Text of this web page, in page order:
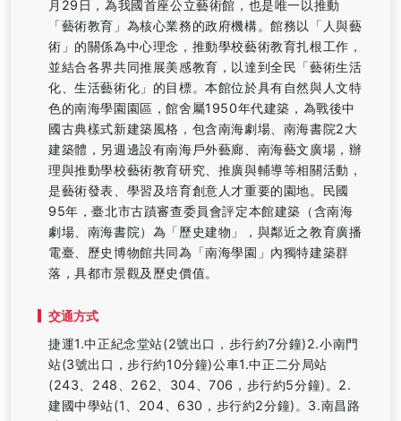
月29日，為我國首座公立藝術館，也是唯一以推動
「藝術教育」為核心業務的政府機構。館務以「人與藝
術」的關係為中心理念，推動學校藝術教育扎根工作，
並結合各界共同推展美感教育，以達到全民「藝術生活
化、生活藝術化」的目標。本館位於具有自然與人文特
色的南海學園園區，館舍屬1950年代建築，為戰後中
國古典樣式新建築風格，包含南海劇場、南海書院2大
建築體，另週邊設有南海戶外藝廊、南海藝文廣場，辦
理與推動學校藝術教育研究、推廣與輔導等相關活動，
是藝術發表、學習及培育創意人才重要的園地。民國
95年，臺北市古蹟審查委員會評定本館建築（含南海
劇場、南海書院）為「歷史建物」，與鄰近之教育廣播
電臺、歷史博物館共同為「南海學園」內獨特建築群
落，具都市景觀及歷史價值。
交通方式
捷運1.中正紀念堂站(2號出口，步行約7分鐘)2.小南門
站(3號出口，步行約10分鐘)公車1.中正二分局站
(243、248、262、304、706，步行約5分鐘)。2.
建國中學站(1、204、630，步行約2分鐘)。3.南昌路